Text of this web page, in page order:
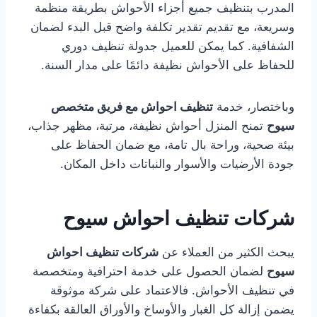
المدرب بتنظيف جميع أجزاء الأحواش بطريقة منظمة
وسريعة، مع تقديم تقدير تكلفة واضح قبل البدء لضمان
الشفافية. كما يمكن للعميل جدولة تنظيف دوري
للحفاظ على الأحواش نظيفة دائمًا على مدار السنة.
وباختصار، خدمة تنظيف احواش مع فريق متخصص
سيوح تمنح المنزل أحواش نظيفة، مرتبة، مظهر جذاب،
بيئة صحية، وراحة بال تامة، مع ضمان الحفاظ على
جودة الأرضيات والأسوار والنباتات داخل المكان.
شركات تنظيف احواش سيوح
يبحث الكثير من العملاء عن شركات تنظيف احواش
سيوح لضمان الحصول على خدمة احترافية ومتخصصة
في تنظيف الأحواش. فالاعتماد على شركة موثوقة
يضمن إزالة كل الغبار والأوساخ والأوراق العالقة بكفاءة